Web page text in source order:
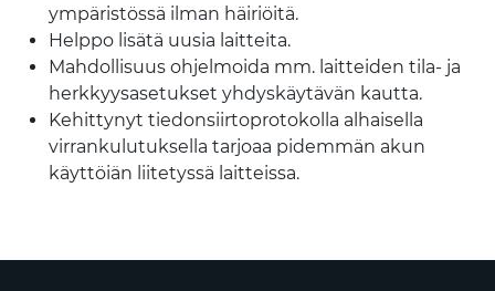
ympäristössä ilman häiriöitä.
Helppo lisätä uusia laitteita.
Mahdollisuus ohjelmoida mm. laitteiden tila- ja
herkkyysasetukset yhdyskäytävän kautta.
Kehittynyt tiedonsiirtoprotokolla alhaisella
virrankulutuksella tarjoaa pidemmän akun
käyttöiän liitetyssä laitteissa.